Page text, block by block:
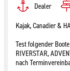
Dealer
Kajak, Canadier &
Test folgender
RIVERSTAR,
nach